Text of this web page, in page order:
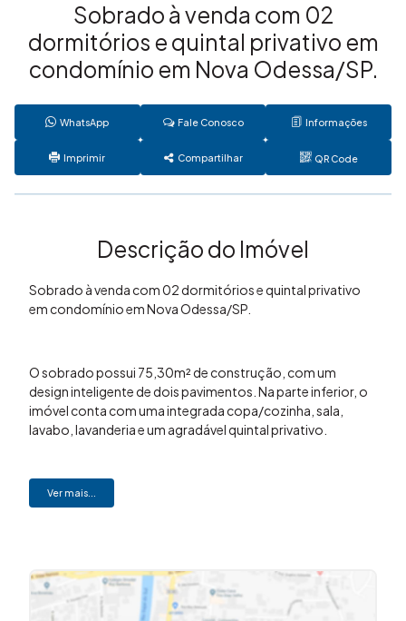
Sobrado à venda com 02
dormitórios e quintal privativo em
condomínio em Nova Odessa/SP.
WhatsApp Fale Conosco Informações
Imprimir Compartilhar QR Code
Descrição do Imóvel
Sobrado à venda com 02 dormitórios e quintal privativo
em condomínio em Nova Odessa/SP.
O sobrado possui 75,30m² de construção, com um
design inteligente de dois pavimentos. Na parte inferior, o
imóvel conta com uma integrada copa/cozinha, sala,
lavabo, lavanderia e um agradável quintal privativo.
A garagem coberta oferece espaço para dois veículos.
ambos com vista livre e excelente ventilação, atendidos
por 01 banheiro social.
Ver mais...